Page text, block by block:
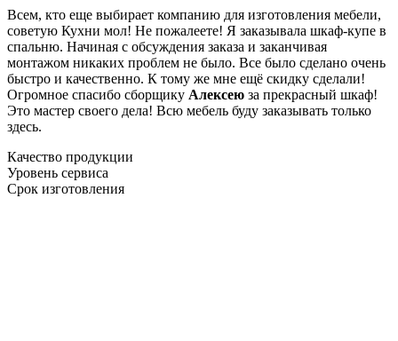
Всем, кто еще выбирает компанию для изготовления мебели,
советую Кухни мол! Не пожалеете! Я заказывала шкаф-купе в
спальню. Начиная с обсуждения заказа и заканчивая
монтажом никаких проблем не было. Все было сделано очень
быстро и качественно. К тому же мне ещё скидку сделали!
Огромное спасибо сборщику Алексею за прекрасный шкаф!
Это мастер своего дела! Всю мебель буду заказывать только
здесь.
Качество продукции
Уровень сервиса
Срок изготовления